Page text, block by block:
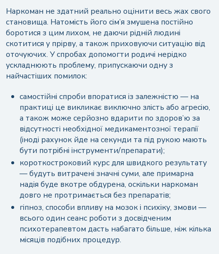
Наркоман не здатний реально оцінити весь жах свого
становища. Натомість його сім’я змушена постійно
боротися з цим лихом, не даючи рідній людині
скотитися у прірву, а також приховуючи ситуацію від
оточуючих. У спробах допомогти родичі нерідко
ускладнюють проблему, припускаючи одну з
найчастіших помилок:
самостійні спроби впоратися із залежністю — на
практиці це викликає виключно злість або агресію,
а також може серйозно вдарити по здоров’ю за
відсутності необхідної медикаментозної терапії
(іноді рахунок йде на секунди та під рукою мають
бути потрібні інструменти/препарати);
короткостроковий курс для швидкого результату
— будуть витрачені значні суми, але примарна
надія буде вкотре обдурена, оскільки наркоман
довго не протримається без препаратів;
гіпноз, способи впливу на мозок і психіку, змови —
всього один сеанс роботи з досвідченим
психотерапевтом дасть набагато більше, ніж кілька
місяців подібних процедур.